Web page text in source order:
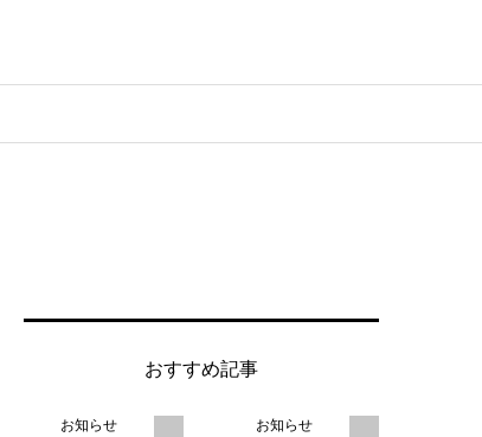
おすすめ記事
お知らせ お知らせ